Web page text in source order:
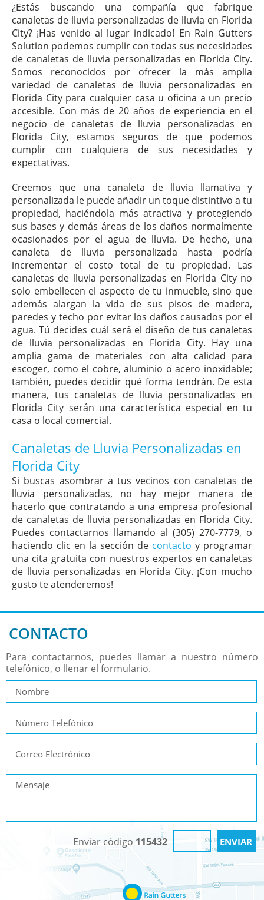
¿Estás buscando una compañía que fabrique
canaletas de lluvia personalizadas de lluvia en Florida
City? ¡Has venido al lugar indicado! En Rain Gutters
Solution podemos cumplir con todas sus necesidades
de canaletas de lluvia personalizadas en Florida City.
Somos reconocidos por ofrecer la más amplia
variedad de canaletas de lluvia personalizadas en
Florida City para cualquier casa u oficina a un precio
accesible. Con más de 20 años de experiencia en el
negocio de canaletas de lluvia personalizadas en
Florida City, estamos seguros de que podemos
cumplir con cualquiera de sus necesidades y
expectativas.
Creemos que una canaleta de lluvia llamativa y
personalizada le puede añadir un toque distintivo a tu
propiedad, haciéndola más atractiva y protegiendo
sus bases y demás áreas de los daños normalmente
ocasionados por el agua de lluvia. De hecho, una
canaleta de lluvia personalizada hasta podría
incrementar el costo total de tu propiedad. Las
canaletas de lluvia personalizadas en Florida City no
solo embellecen el aspecto de tu inmueble, sino que
además alargan la vida de sus pisos de madera,
paredes y techo por evitar los daños causados por el
agua. Tú decides cuál será el diseño de tus canaletas
de lluvia personalizadas en Florida City. Hay una
amplia gama de materiales con alta calidad para
escoger, como el cobre, aluminio o acero inoxidable;
también, puedes decidir qué forma tendrán. De esta
manera, tus canaletas de lluvia personalizadas en
Florida City serán una característica especial en tu
casa o local comercial.
Canaletas de Lluvia Personalizadas en
Florida City
Si buscas asombrar a tus vecinos con canaletas de
lluvia personalizadas, no hay mejor manera de
hacerlo que contratando a una empresa profesional
de canaletas de lluvia personalizadas en Florida City.
Puedes contactarnos llamando al (305) 270-7779, o
haciendo clic en la sección de contacto y programar
una cita gratuita con nuestros expertos en canaletas
de lluvia personalizadas en Florida City. ¡Con mucho
gusto te atenderemos!
CONTACTO
Para contactarnos, puedes llamar a nuestro número
telefónico, o llenar el formulario.
Enviar código 115432